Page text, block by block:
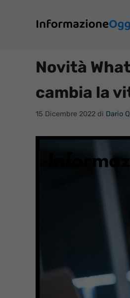
contenuto
Novità
cambia la
15 Dicembre 2022 di Dario